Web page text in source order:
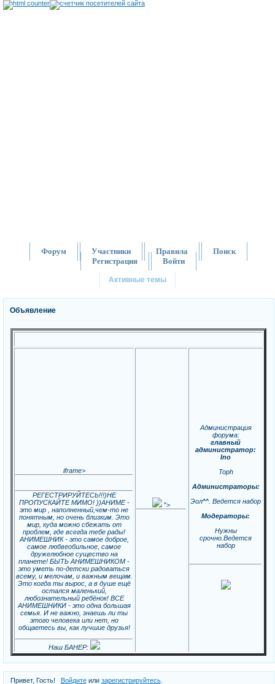
Форум Участники Правила
Поиск
Регистрация
Войти
Активные темы
Объявление
iframe>
РЕГЕСТРИРУЙТЕСЬ!!!)НЕ
ПРОПУСКАЙТЕ МИМО! ))АНИМЕ -
это мир , наполненный,чем-то не
понятным, но очень близким. Это
мир, куда можно сбежать от
проблем, где всегда тебе рады!
АНИМЕШНИК - это самое доброе,
самое любвеобильное, самое
дружелюбное существо на
планете! БЫТЬ АНИМЕШНИКОМ -
это уметь по-детски радоваться
всему, и мелочам, и важным вещам.
Это когда ты вырос, а в душе ещё
остался маленький,
любознательный ребёнок! ВСЕ
АНИМЕШНИКИ - это одна большая
семья. И не важно, знаешь ли ты
этого человека или нет, но
общаетесь вы, как лучшие друзья!
Наш БАНЕР:
">
Администрация
форума:
главный
администратор:
Ino
Toph
Администраторы:
Эол^^. Ведется набор
Модераторы:
Нужны
срочно.Ведется
набор
Привет, Гость! Войдитеили зарегистрируйтесь.